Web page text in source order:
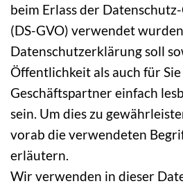
beim Erlass der
(DS-GVO) verwendet
Datenschutzerklärung soll
Öffentlichkeit als auch für
Geschäftspartner einfach
sein. Um dies zu
vorab die verwendeten
erläutern.
Wir verwenden in dieser